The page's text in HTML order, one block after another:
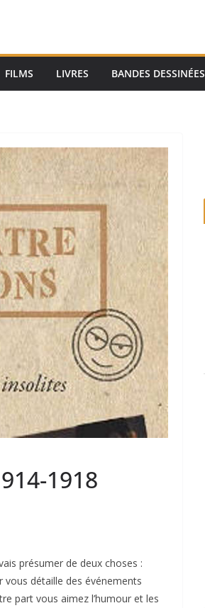
FILMS LIVRES BANDES DESSINÉES
1918
présumer de deux choses :
vous détaille des événements
part vous aimez l’humour et les